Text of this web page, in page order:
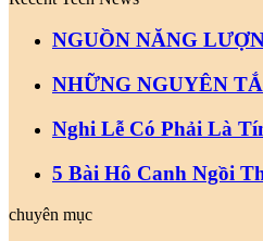
NGUỒN NĂNG
NHỮNG NGUYÊN
Nghi Lễ Có Phải Là
5 Bài Hô Canh Ngồi
chuyên mục